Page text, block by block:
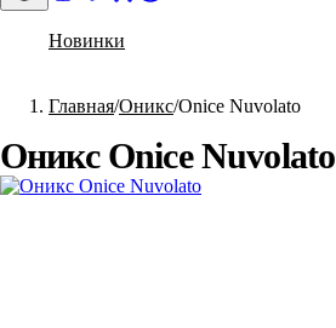
Новинки
Главная Оникс Onice Nuvolato
Оникс Onice Nuvolato